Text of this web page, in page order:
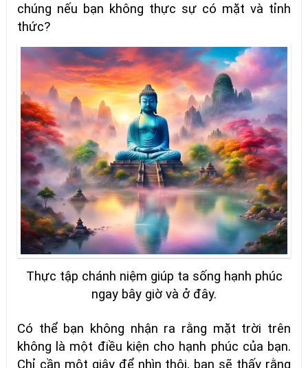
chúng nếu bạn không thực sự có mặt và tỉnh
thức?
Thực tập chánh niệm giúp ta sống hạnh phúc
ngay bây giờ và ở đây.
Có thể bạn không nhận ra rằng mặt trời trên
không là một điều kiện cho hạnh phúc của bạn.
Chỉ cần một giây để nhìn thôi, bạn sẽ thấy rằng